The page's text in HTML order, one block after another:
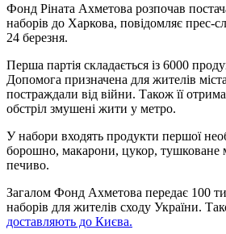
Фонд Ріната Ахметова розпочав
наборів до Харкова, повідомляє прес-
24 березня.
Перша партія складається із 6000
Допомога призначена для жителів
постраждали від війни. Також її
обстріл змушені жити у метро.
У набори входять продукти першої
борошно, макарони, цукор, тушковане
печиво.
Загалом Фонд Ахметова передає 100
наборів для жителів сходу України.
доставляють до Києва.